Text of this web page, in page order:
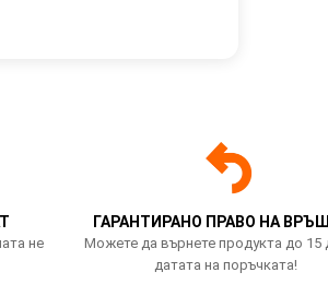
не
ГАРАНТИРАНО ПРАВО НА
Можете да върнете продукта до 15
датата на поръчката!